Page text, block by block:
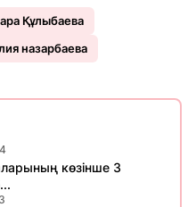
Құлыбаева
назарбаева
көзінше 3